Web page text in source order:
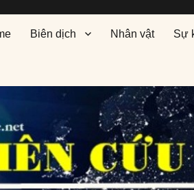
Biên dịch Nhân vật Sự